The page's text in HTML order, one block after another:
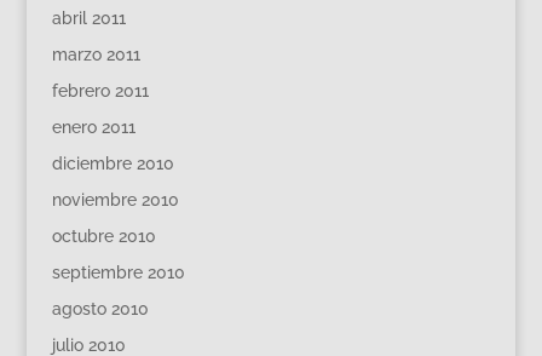
abril 2011
marzo 2011
febrero 2011
enero 2011
diciembre 2010
noviembre 2010
octubre 2010
septiembre 2010
agosto 2010
julio 2010